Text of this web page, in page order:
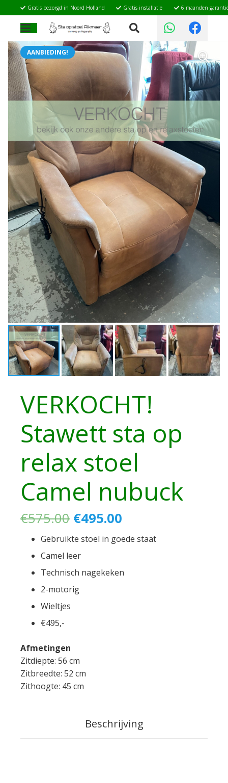
Gratis bezorgd in Noord Holland Gratis installatie 6 maanden
AANBIEDING!
VERKOCHT!
Stawett sta op
relax stoel
Camel nubuck
€575.00 Oorspronkelijke
was:
€575.00.
€495.00
is:
Gebruikte stoel in goede staat
Camel leer
Technisch nagekeken
2-motorig
Wieltjes
€495,-
Afmetingen
Zitdiepte: 56 cm
Zitbreedte: 52 cm
Zithoogte: 45 cm
Beschrijving